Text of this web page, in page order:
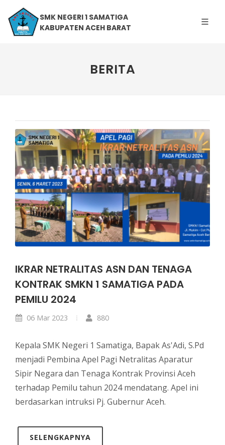
SMK NEGERI 1 SAMATIGA
KABUPATEN ACEH BARAT
BERITA
IKRAR NETRALITAS ASN DAN TENAGA
KONTRAK SMKN 1 SAMATIGA PADA
PEMILU 2024
06 Mar 2023 880
Kepala SMK Negeri 1 Samatiga, Bapak As'Adi, S.Pd
menjadi Pembina Apel Pagi Netralitas Aparatur
Sipir Negara dan Tenaga Kontrak Provinsi Aceh
terhadap Pemilu tahun 2024 mendatang. Apel ini
berdasarkan intruksi Pj. Gubernur Aceh.
SELENGKAPNYA